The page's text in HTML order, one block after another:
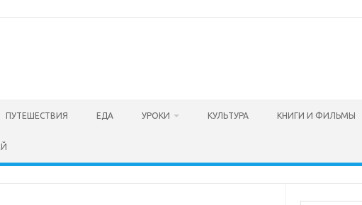
ПУТЕШЕСТВИЯ ЕДА УРОКИ КУЛЬТУРА КНИГИ И ФИЛЬМЫ